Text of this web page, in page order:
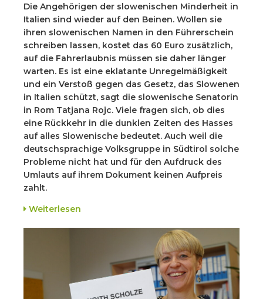
Die Angehörigen der slowenischen Minderheit in
Italien sind wieder auf den Beinen. Wollen sie
ihren slowenischen Namen in den Führerschein
schreiben lassen, kostet das 60 Euro zusätzlich,
auf die Fahrerlaubnis müssen sie daher länger
warten. Es ist eine eklatante Unregelmäßigkeit
und ein Verstoß gegen das Gesetz, das Slowenen
in Italien schützt, sagt die slowenische Senatorin
in Rom Tatjana Rojc. Viele fragen sich, ob dies
eine Rückkehr in die dunklen Zeiten des Hasses
auf alles Slowenische bedeutet. Auch weil die
deutschsprachige Volksgruppe in Südtirol solche
Probleme nicht hat und für den Aufdruck des
Umlauts auf ihrem Dokument keinen Aufpreis
zahlt.
Weiterlesen